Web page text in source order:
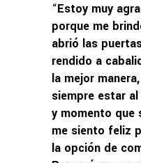
“Estoy muy
porque me
abrió las
rendido a
la mejor
siempre estar
y momento que
me siento feliz
la opción de